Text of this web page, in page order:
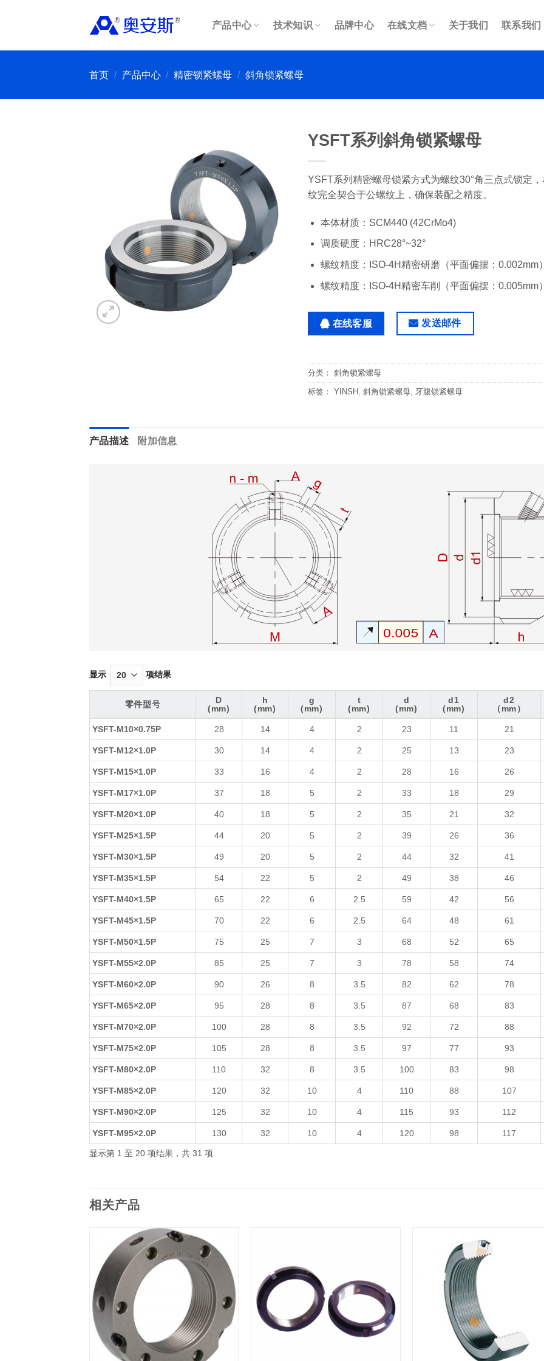
产品中心 技术知识 品牌中心 在线文档 关于我们 联系我们
首页 / 产品中心 / 精密锁紧螺母 / 斜角锁紧螺母
YSFT系列斜角锁紧螺母
YSFT系列精密螺母锁紧方式为螺纹30°角三点式锁定
纹完全契合于公螺纹上，确保装配之精度。
本体材质：SCM440 (42CrMo4)
调质硬度：HRC28°~32°
螺纹精度：ISO-4H精密研磨（平面偏摆：0.002mm
螺纹精度：ISO-4H精密车削（平面偏摆：0.005mm
在线客服 发送邮件
分类： 斜角锁紧螺母
标签： YINSH 斜角锁紧螺母 牙腹锁紧螺母
产品描述 附加信息
显示 项结果
零件型号
D
(mm)
h
(mm)
g
(mm)
t
(mm)
d
(mm)
d1
(mm)
d2
（mm）
(mm)
(mm)
(mm)
(mm)
(mm)
(mm)
（mm）
YSFT-M10×0.75P 28 14 4 2 23 11 21
YSFT-M12×1.0P 30 14 4 2 25 13 23
YSFT-M15×1.0P 33 16 4 2 28 16 26
YSFT-M17×1.0P 37 18 5 2 33 18 29
YSFT-M20×1.0P 40 18 5 2 35 21 32
YSFT-M25×1.5P 44 20 5 2 39 26 36
YSFT-M30×1.5P 49 20 5 2 44 32 41
YSFT-M35×1.5P 54 22 5 2 49 38 46
YSFT-M40×1.5P 65 22 6 2.5 59 42 56
YSFT-M45×1.5P 70 22 6 2.5 64 48 61
YSFT-M50×1.5P 75 25 7 3 68 52 65
YSFT-M55×2.0P 85 25 7 3 78 58 74
YSFT-M60×2.0P 90 26 8 3.5 82 62 78
YSFT-M65×2.0P 95 28 8 3.5 87 68 83
YSFT-M70×2.0P 100 28 8 3.5 92 72 88
YSFT-M75×2.0P 105 28 8 3.5 97 77 93
YSFT-M80×2.0P 110 32 8 3.5 100 83 98
YSFT-M85×2.0P 120 32 10 4 110 88 107
YSFT-M90×2.0P 125 32 10 4 115 93 112
YSFT-M95×2.0P 130 32 10 4 120 98 117
显示第 1 至 20 项结果，共 31 项
相关产品